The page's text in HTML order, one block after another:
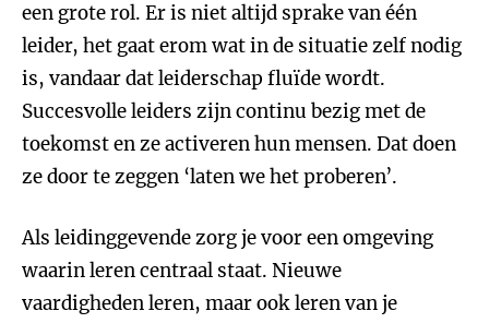
een grote rol. Er is niet altijd sprake van één
leider, het gaat erom wat in de situatie zelf nodig
is, vandaar dat leiderschap fluïde wordt.
Succesvolle leiders zijn continu bezig met de
toekomst en ze activeren hun mensen. Dat doen
ze door te zeggen ‘laten we het proberen’.
Als leidinggevende zorg je voor een omgeving
waarin leren centraal staat. Nieuwe
vaardigheden leren, maar ook leren van je